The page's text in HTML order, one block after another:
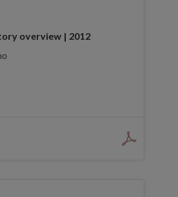
overview | 2012